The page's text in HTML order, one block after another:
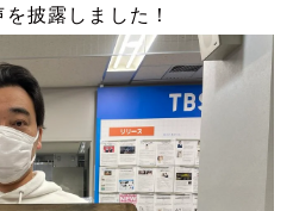
披露しました！